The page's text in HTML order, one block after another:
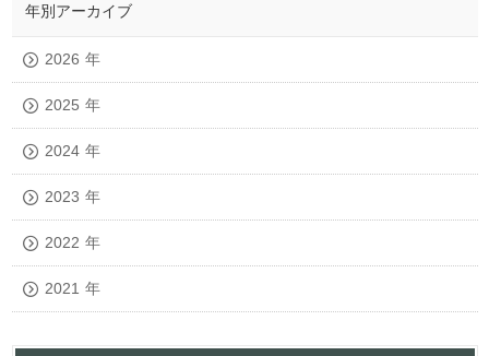
年別アーカイブ
2026 年
2025 年
2024 年
2023 年
2022 年
2021 年